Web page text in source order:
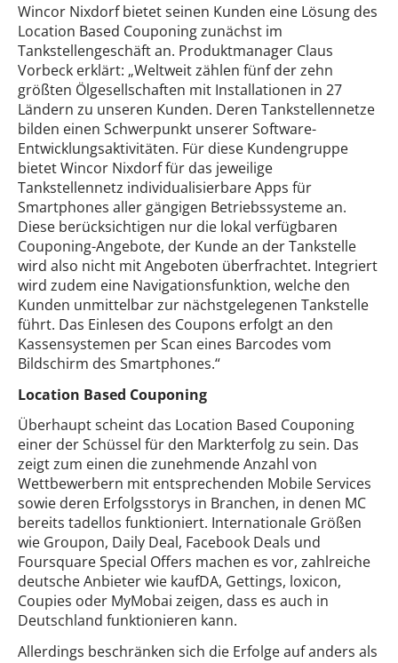
Wincor Nixdorf bietet seinen Kunden eine Lösung des
Location Based Couponing zunächst im
Tankstellengeschäft an. Produktmanager Claus
Vorbeck erklärt: „Weltweit zählen fünf der zehn
größten Ölgesellschaften mit Installationen in 27
Ländern zu unseren Kunden. Deren Tankstellennetze
bilden einen Schwerpunkt unserer Software-
Entwicklungsaktivitäten. Für diese Kundengruppe
bietet Wincor Nixdorf für das jeweilige
Tankstellennetz individualisierbare Apps für
Smartphones aller gängigen Betriebssysteme an.
Diese berücksichtigen nur die lokal verfügbaren
Couponing-Angebote, der Kunde an der Tankstelle
wird also nicht mit Angeboten überfrachtet. Integriert
wird zudem eine Navigationsfunktion, welche den
Kunden unmittelbar zur nächstgelegenen Tankstelle
führt. Das Einlesen des Coupons erfolgt an den
Kassensystemen per Scan eines Barcodes vom
Bildschirm des Smartphones.“
Location Based Couponing
Überhaupt scheint das Location Based Couponing
einer der Schüssel für den Markterfolg zu sein. Das
zeigt zum einen die zunehmende Anzahl von
Wettbewerbern mit entsprechenden Mobile Services
sowie deren Erfolgsstorys in Branchen, in denen MC
bereits tadellos funktioniert. Internationale Größen
wie Groupon, Daily Deal, Facebook Deals und
Foursquare Special Offers machen es vor, zahlreiche
deutsche Anbieter wie kaufDA, Gettings, loxicon,
Coupies oder MyMobai zeigen, dass es auch in
Deutschland funktionieren kann.
Allerdings beschränken sich die Erfolge auf anders als